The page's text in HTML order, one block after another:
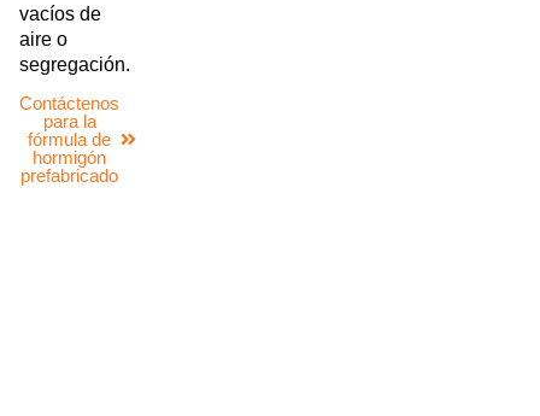
vacíos de
aire o
segregación.
Contáctenos
para la
fórmula de
hormigón
prefabricado